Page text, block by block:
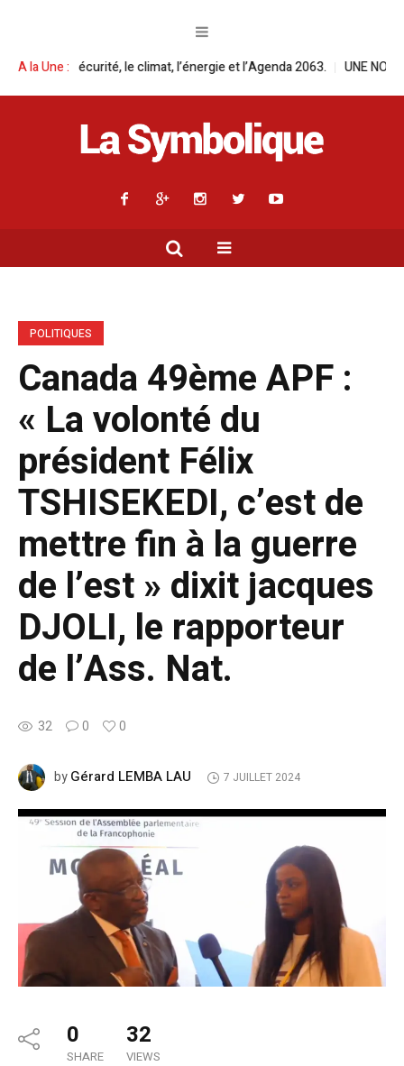
A la Une :
le climat, l’énergie et l’Agenda 2063. UNE NOUVELLE ÈRE
POLITIQUES
Canada 49ème APF :
« La volonté du
président Félix
TSHISEKEDI, c’est de
mettre fin à la guerre
de l’est » dixit jacques
DJOLI, le rapporteur
de l’Ass. Nat.
32 0 0
byGérard LEMBA LAU 7 JUILLET 2024
0
SHARE
32
VIEWS